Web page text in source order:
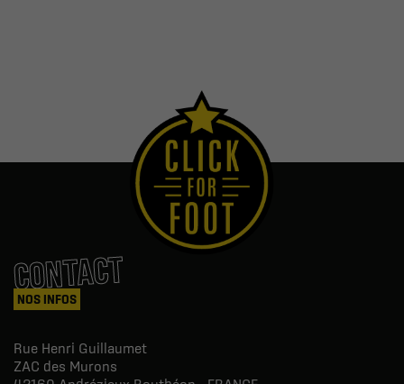
CONTACT
NOS INFOS
Rue Henri Guillaumet
ZAC des Murons